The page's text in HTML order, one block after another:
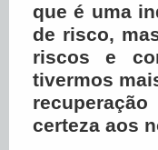
que é uma
de risco,
riscos e
tivermos
certeza aos